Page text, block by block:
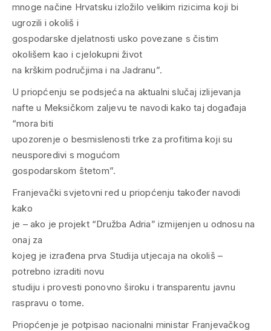
mnoge načine Hrvatsku izložilo velikim rizicima koji bi
ugrozili i okoliš i
gospodarske djelatnosti usko povezane s čistim
okolišem kao i cjelokupni život
na krškim područjima i na Jadranu”.
U priopćenju se podsjeća na aktualni slučaj izlijevanja
nafte u Meksičkom zaljevu te navodi kako taj događaja
“mora biti
upozorenje o besmislenosti trke za profitima koji su
neusporedivi s mogućom
gospodarskom štetom”.
Franjevački svjetovni red u priopćenju također navodi
kako
je – ako je projekt “Družba Adria” izmijenjen u odnosu na
onaj za
kojeg je izrađena prva Studija utjecaja na okoliš –
potrebno izraditi novu
studiju i provesti ponovno široku i transparentu javnu
raspravu o tome.
Priopćenje je potpisao nacionalni ministar Franjevačkog